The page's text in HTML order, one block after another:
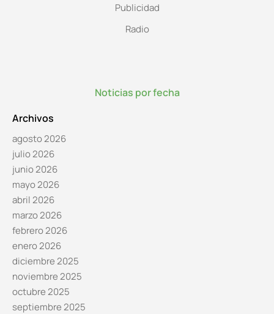
Publicidad
Radio
Noticias por fecha
Archivos
agosto 2026
julio 2026
junio 2026
mayo 2026
abril 2026
marzo 2026
febrero 2026
enero 2026
diciembre 2025
noviembre 2025
octubre 2025
septiembre 2025